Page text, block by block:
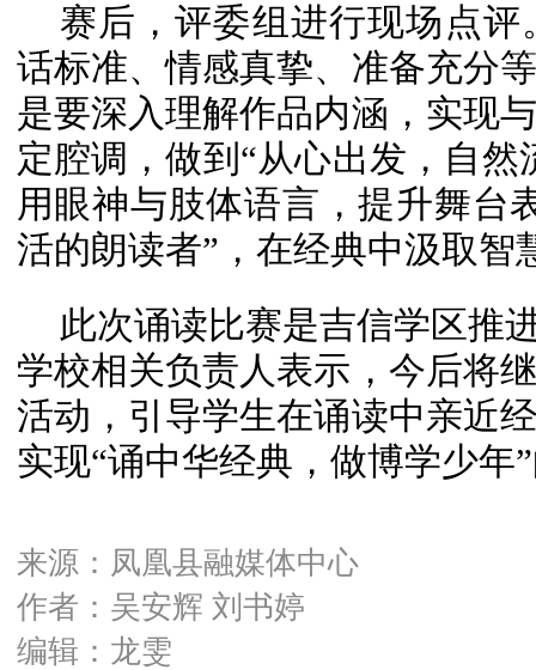
赛后，评委组进行现场点
话标准、情感真挚、准备充分
是要深入理解作品内涵，实现
定腔调，做到“从心出发，自
用眼神与肢体语言，提升舞台
活的朗读者”，在经典中汲取智
此次诵读比赛是吉信学区推
学校相关负责人表示，今后将
活动，引导学生在诵读中亲近
实现“诵中华经典，做博学少年
来源：凤凰县融媒体中心
作者：吴安辉 刘书婷
编辑：龙雯